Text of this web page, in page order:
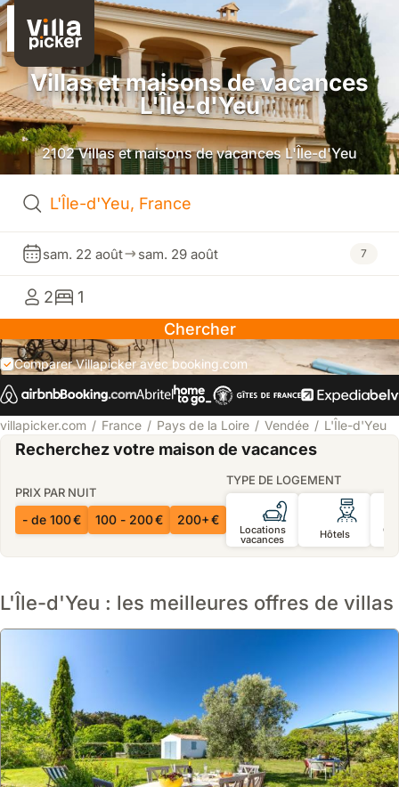
Villas et maisons de vacances
L'Île-d'Yeu
2102 Villas et maisons de vacances L'Île-d'Yeu
sam. 22 août sam. 29 août 7
2
1
Chercher
Comparer Villapicker avec booking.com
villapicker.com France Pays de la Loire Vendée L'Île-d'Yeu
Recherchez votre maison de vacances
PRIX PAR NUIT
- de 100 € 100 - 200 € 200+ €
TYPE DE LOGEMENT
Locations
vacances Hôtels
L'Île-d'Yeu : les meilleures offres de villas